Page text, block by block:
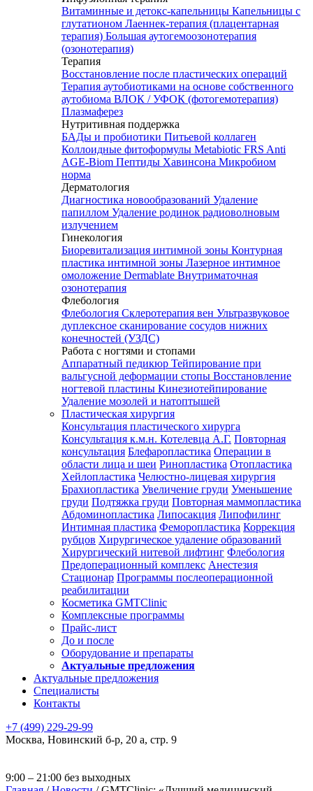
Витаминные и детокс-капельницы Капельницы с
глутатионом Лаеннек-терапия (плацентарная
терапия) Большая аутогемоозонотерапия
(озонотерапия)
Терапия
Восстановление после пластических операций
Терапия аутобиотиками на основе собственного
аутобиома ВЛОК / УФОК (фотогемотерапия)
Плазмаферез
Нутритивная поддержка
БАДы и пробиотики Питьевой коллаген
Коллоидные фитоформулы Metabiotic FRS Anti
AGE-Biom Пептиды Хавинсона Микробиом
норма
Дерматология
Диагностика новообразований Удаление
папиллом Удаление родинок радиоволновым
излучением
Гинекология
Биоревитализация интимной зоны Контурная
пластика интимной зоны Лазерное интимное
омоложение Dermablate Внутриматочная
озонотерапия
Флебология
Флебология Склеротерапия вен Ультразвуковое
дуплексное сканирование сосудов нижних
конечностей (УЗДС)
Работа с ногтями и стопами
Аппаратный педикюр Тейпирование при
вальгусной деформации стопы Восстановление
ногтевой пластины Кинезиотейпирование
Удаление мозолей и натоптышей
Пластическая хирургия
Консультация пластического хирурга
Консультация к.м.н. Котелевца А.Г. Повторная
консультация Блефаропластика Операции в
области лица и шеи Ринопластика Отопластика
Хейлопластика Челюстно-лицевая хирургия
Брахиопластика Увеличение груди Уменьшение
груди Подтяжка груди Повторная маммопластика
Абдоминопластика Липосакция Липофилинг
Интимная пластика Феморопластика Коррекция
рубцов Хирургическое удаление образований
Хирургический нитевой лифтинг Флебология
Предоперационный комплекс Анестезия
Стационар Программы послеоперационной
реабилитации
Косметика GMTClinic
Комплексные программы
Прайс-лист
До и после
Оборудование и препараты
Актуальные предложения
Актуальные предложения
Специалисты
Контакты
+7 (499) 229-29-99
Москва, Новинский б-р, 20 а, стр. 9
9:00 – 21:00 без выходных